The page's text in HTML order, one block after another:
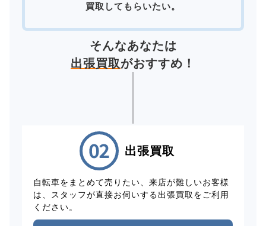
買取してもらいたい。
そんなあなたは
出張買取がおすすめ！
出張買取
自転車をまとめて売りたい、来店が難しいお客様
は、スタッフが直接お伺いする出張買取をご利用
ください。